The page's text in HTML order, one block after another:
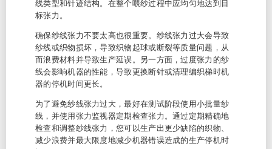
线类型和针迹结构。在整个喂纱过程中应均匀地达到目
标张力。
确保纱线张力不要太高也很重要。纱线张力过大会导致
纱线或织物损坏，导致织物起球或断裂等质量问题，从
而浪费材料并导致生产延误。另一方面，过度张力的纱
线会影响机器的性能，导致更换断针或清理编织梯时机
器的停机时间更长。
为了避免纱线张力过大，最好在测试阶段使用小批量纱
线，并使用张力监视器定期检查张力。通过定期精确地
检查和调整纱线张力，您可以生产出更少缺陷的织物、
减少浪费并最大限度地减少机器错误造成的生产停机时